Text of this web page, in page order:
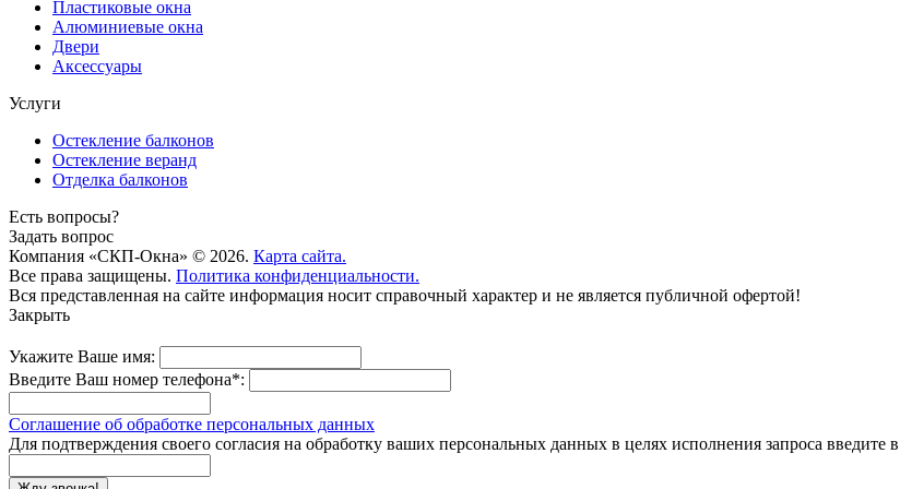
Пластиковые окна
Алюминиевые окна
Двери
Аксессуары
Услуги
Остекление балконов
Остекление веранд
Отделка балконов
Есть вопросы?
Задать вопрос
Компания «СКП-Окна» © 2026. Карта сайта.
Все права защищены. Политика конфиденциальности.
Вся представленная на сайте информация носит справочный характер и не является публичной офертой!
Закрыть
Укажите Ваше имя:
Введите Ваш номер телефона*:
Соглашение об обработке персональных данных
Для подтверждения своего согласия на обработку ваших персональных данных в целях исполнения запроса введите